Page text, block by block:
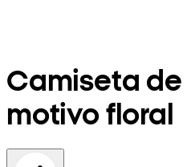
Camiseta
motivo floral